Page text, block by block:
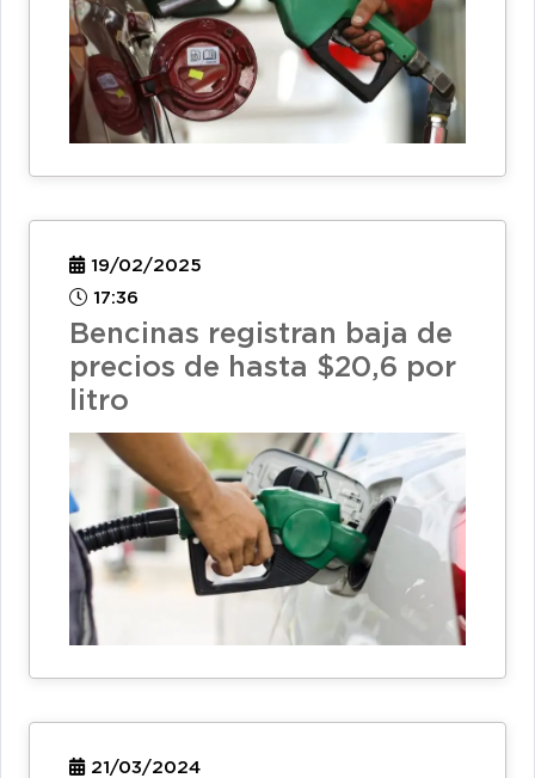
19/02/2025
17:36
Bencinas registran baja de
precios de hasta $20,6 por
litro
21/03/2024